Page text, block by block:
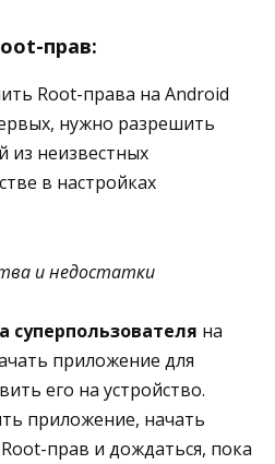
прав:
Root-права на Android
нужно разрешить
из неизвестных
в настройках
и недостатки
суперпользователя на
приложение для
его на устройство.
приложение, начать
прав и дождаться, пока